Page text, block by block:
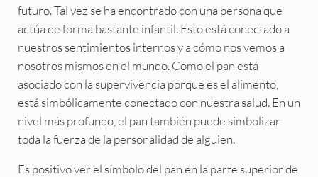
futuro. Tal vez se ha encontrado con una persona que
actúa de forma bastante infantil. Esto está conectado a
nuestros sentimientos internos y a cómo nos vemos a
nosotros mismos en el mundo. Como el pan está
asociado con la supervivencia porque es el alimento,
está simbólicamente conectado con nuestra salud. En un
nivel más profundo, el pan también puede simbolizar
toda la fuerza de la personalidad de alguien.
Es positivo ver el símbolo del pan en la parte superior de